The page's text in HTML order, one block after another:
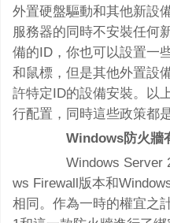
外置硬盤驅動和其他新設
服務器的同時不安裝任何
備的ID，你也可以設置一
和鼠標，但是其他外置設
許特定ID的設備安裝。以
行配置，同時這些政策都
Windows防火牆
Windows Server
ws Firewall版本和
相同。作為一時的權宜之